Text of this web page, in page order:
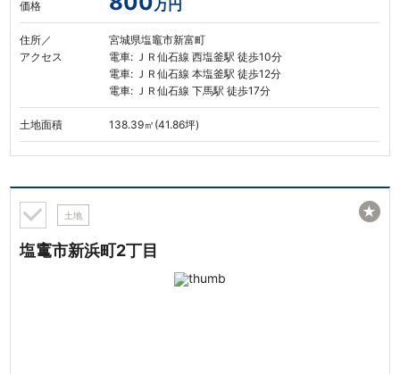
価格 万円
住所／
アクセス
宮城県塩竈市新富町
電車: ＪＲ仙石線 西塩釜駅 徒歩10分
電車: ＪＲ仙石線 本塩釜駅 徒歩12分
電車: ＪＲ仙石線 下馬駅 徒歩17分
土地面積 138.39㎡(41.86坪)
土地
塩竃市新浜町2丁目
★